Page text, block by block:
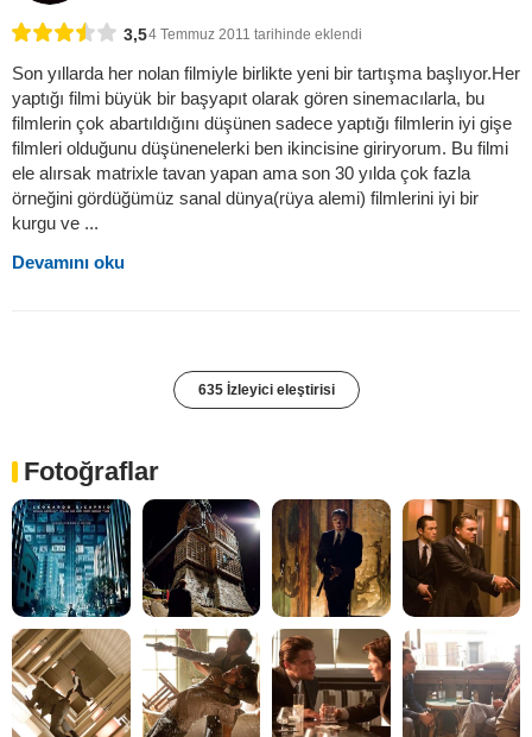
3,54 Temmuz 2011 tarihinde eklendi
Son yıllarda her nolan filmiyle birlikte yeni bir tartışma başlıyor.Her
yaptığı filmi büyük bir başyapıt olarak gören sinemacılarla, bu
filmlerin çok abartıldığını düşünen sadece yaptığı filmlerin iyi gişe
filmleri olduğunu düşünenelerki ben ikincisine giriryorum. Bu filmi
ele alırsak matrixle tavan yapan ama son 30 yılda çok fazla
örneğini gördüğümüz sanal dünya(rüya alemi) filmlerini iyi bir
kurgu ve ...
Devamını oku
635 İzleyici eleştirisi
Fotoğraflar